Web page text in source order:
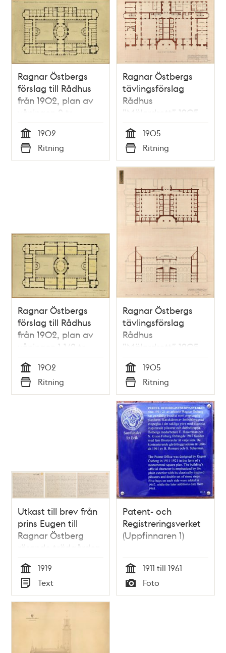
Ragnar Östbergs
förslag till Rådhus
från 1902, plan av
våningen 2 tr.
Tid
1902
Typ
Ritning
Ragnar Östbergs
tävlingsförslag
Rådhus
”Mälardrott” 1905,
tillägg fullständigt
fängelse, plan
källar- och
bottenvåning
Tid
1905
Typ
Ritning
Ragnar Östbergs
förslag till Rådhus
från 1902, plan av
våningen 1 1/2 tr.
Tid
1902
Typ
Ritning
Ragnar Östbergs
tävlingsförslag
Rådhus
”Mälardrott” 1905,
tillägg fullständigt
fängelse, sektion
plan och plan
entresolvåning
Tid
1905
Typ
Ritning
Utkast till brev från
prins Eugen till
Ragnar Östberg
rörande trädgården
vid Stockholms
stadshus
Tid
1919
Typ
Text
Patent- och
Registreringsverket
(Uppfinnaren 1)
Tid
1911 till 1961
Typ
Foto